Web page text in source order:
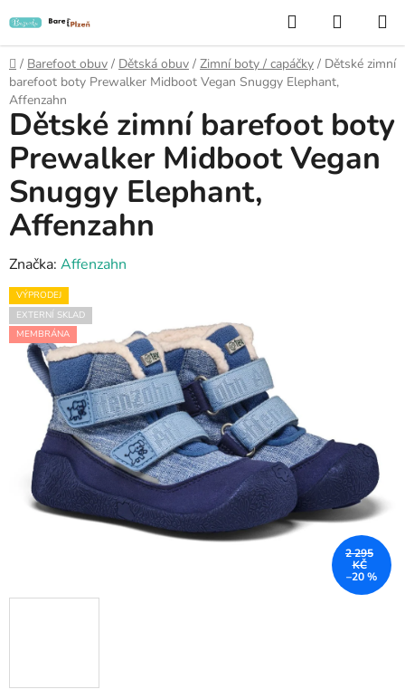
na
obsah
Hledat
KOŠÍK
Domů
/ Barefoot obuv / Dětská obuv / Zimní boty / capáčky / Dětské zimní
barefoot boty Prewalker Midboot Vegan Snuggy Elephant,
Affenzahn
Dětské zimní barefoot boty
Prewalker Midboot Vegan
Snuggy Elephant,
Affenzahn
Značka: Affenzahn
VÝPRODEJ
EXTERNÍ SKLAD
MEMBRÁNA
2 295
KČ
–20 %